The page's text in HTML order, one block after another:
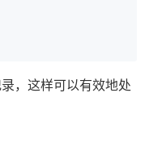
，这样可以有效地处